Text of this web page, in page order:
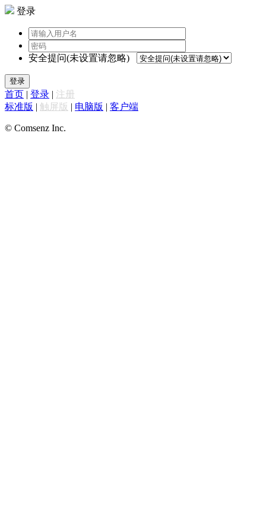
登录
安全提问(未设置请忽略)
登录
首页 | 登录 | 注册
标准版 | 触屏版 | 电脑版 | 客户端
© Comsenz Inc.